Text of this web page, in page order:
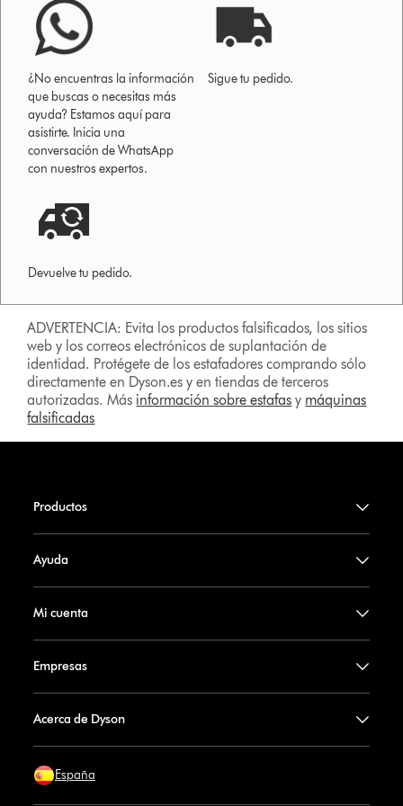
¿No encuentras la información
que buscas o necesitas más
ayuda? Estamos aquí para
asistirte. Inicia una
conversación de WhatsApp
con nuestros expertos.
Sigue tu pedido.
Devuelve tu pedido.
ADVERTENCIA: Evita los productos falsificados, los sitios
web y los correos electrónicos de suplantación de
identidad. Protégete de los estafadores comprando sólo
directamente en Dyson.es y en tiendas de terceros
autorizadas. Más información sobre estafas y máquinas
falsificadas
Productos
Ayuda
Mi cuenta
Empresas
Acerca de Dyson
España